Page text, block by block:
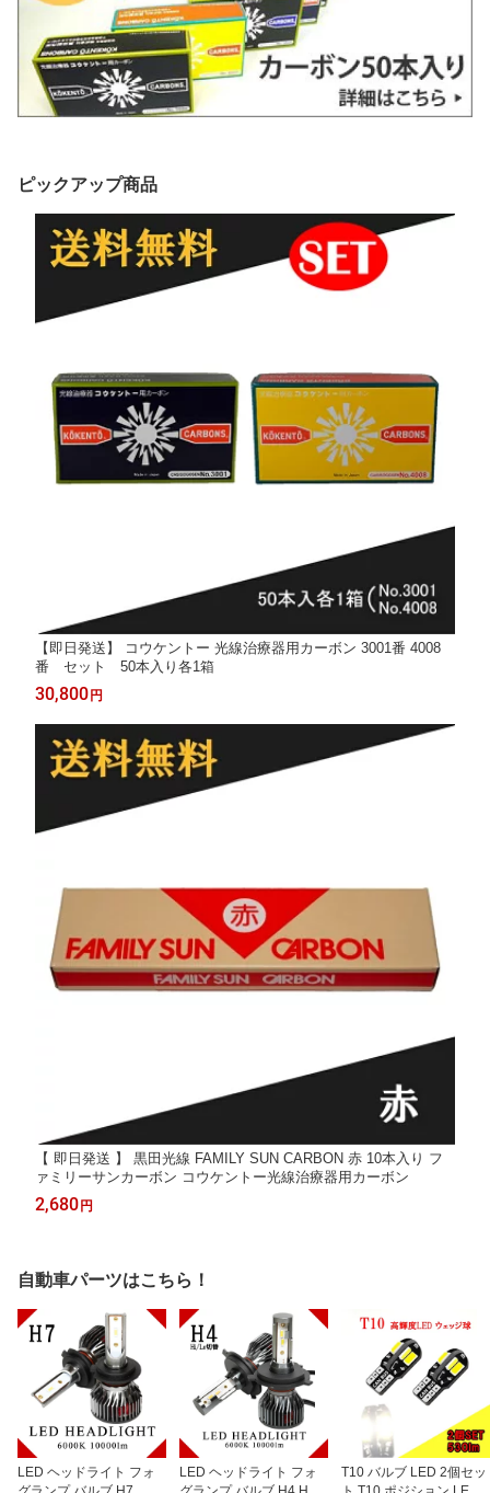
ピックアップ商品
【即日発送】 コウケントー 光線治療器用カーボン 3001番 4008
番 セット 50本入り各1箱
30,800 円
【 即日発送 】 黒田光線 FAMILY SUN CARBON 赤 10本入り フ
ァミリーサンカーボン コウケントー光線治療器用カーボン
2,680 円
自動車パーツはこちら！
LED ヘッドライト フォ
LED ヘッドライト フォ
T10 バルブ LED 2個セッ